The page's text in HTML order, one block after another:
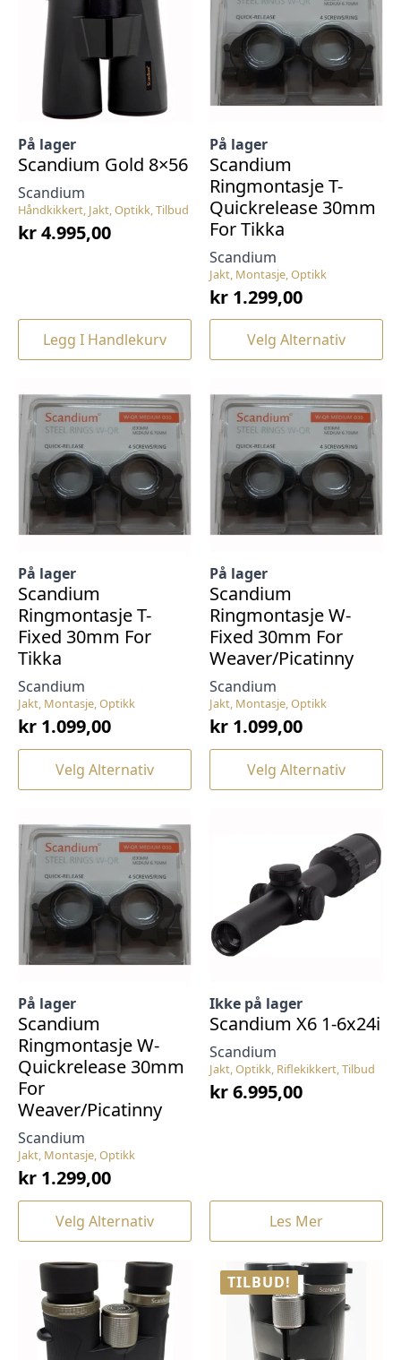
Håndkikkert, Jakt, Optikk, Tilbud
Scandium
På lager
Scandium Gold 8×56
kr4.995,00
Legg I Handlekurv
Jakt, Montasje, Optikk
Scandium
På lager
Scandium
Ringmontasje T-
Quickrelease 30mm
For Tikka
kr 1.299,00
Velg Alternativ
Dette
produktet
varianter.
Alternativene
kan
velges
på
produktsiden
Jakt, Montasje, Optikk
Scandium
På lager
Scandium
Ringmontasje T-
Fixed 30mm For
Tikka
kr 1.099,00
Velg Alternativ
Dette
produktet
varianter.
Alternativene
velges
på
produktsiden
Jakt, Montasje, Optikk
Scandium
På lager
Scandium
Ringmontasje W-
Fixed 30mm For
Weaver/Picatinny
kr 1.099,00
Velg Alternativ
Dette
produktet
velges
på
produktsiden
Jakt, Montasje, Optikk
Scandium
På lager
Scandium
Ringmontasje W-
Quickrelease 30mm
For
Weaver/Picatinny
kr 1.299,00
Velg Alternativ
Dette
produktet
flere
varianter.
Alternativene
kan
velges
Jakt, Optikk, Riflekikkert, Tilbud
Scandium
Ikke på lager
Scandium X6 1-6x24i
kr6.995,00
Les Mer
TILBUD!